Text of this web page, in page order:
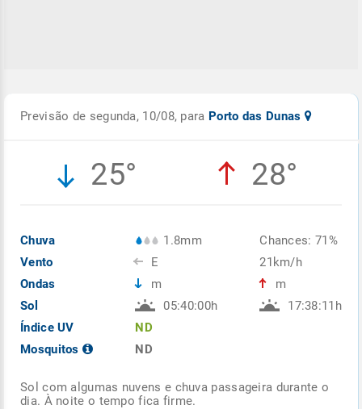
Previsão de segunda, 10/08, para Porto das Dunas
25° 28°
Chuva
Vento
Ondas
Sol
Índice UV
Mosquitos
1.8mm
E
m
05:40:00h
ND
ND
Chances: 71%
21km/h
m
17:38:11h
Sol com algumas nuvens e chuva passageira durante o
dia. À noite o tempo fica firme.